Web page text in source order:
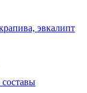
эвкалипт